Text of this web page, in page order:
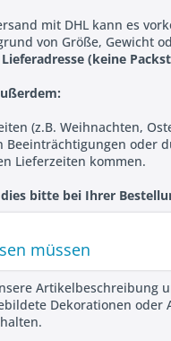
mit DHL kann es
von Größe, Gewicht
(keine
(z.B. Weihnachten,
Beeinträchtigungen oder
Lieferzeiten kommen.
bitte bei Ihrer
müssen
Dekorationen